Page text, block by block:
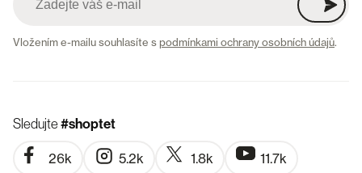
Vložením e-mailu souhlasíte spodmínkami ochrany osobních údajů.
Sledujte#shoptet
26k 5.2k 1.8k 11.7k